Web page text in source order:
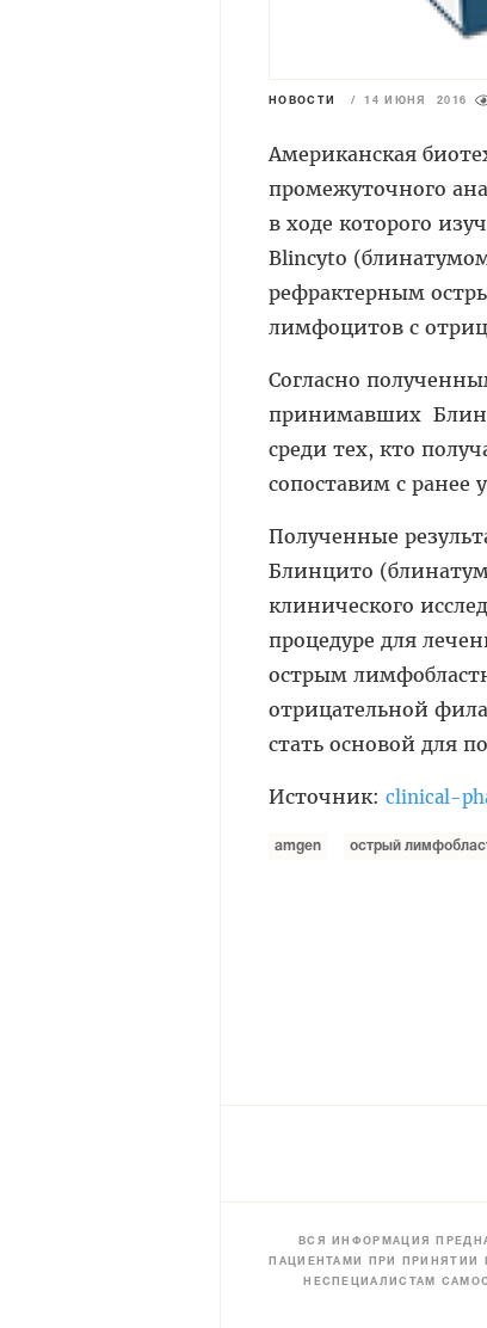
НОВОСТИ / 14 ИЮНЯ 2016
Американская
промежуточного
в ходе которого
Blincyto
рефрактерным
лимфоцитов с
Согласно
принимавших
среди тех, кто
сопоставим с
Полученные
Блинцито
клинического
процедуре для
острым
отрицательной
стать основой для
Источник: clinical-
amgen острый
ВСЯ ИНФОРМАЦИЯ
ПАЦИЕНТАМИ ПРИ
НЕСПЕЦИАЛИСТАМ